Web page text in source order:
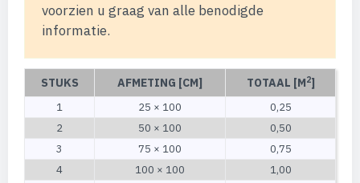
voorzien u graag van alle benodigde
informatie.
STUKS AFMETING [CM] TOTAAL [M2]
1 25 × 100
0,25
2
50 × 100
0,50
3
75 × 100
0,75
4
100 × 100
1,00